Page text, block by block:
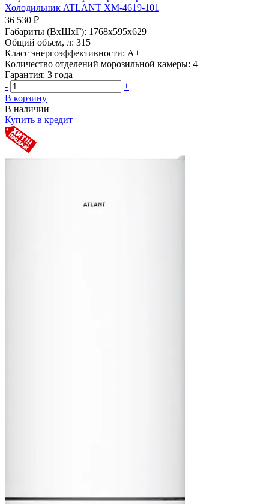
Холодильник ATLANT ХМ-4619-101
36 530 ₽
Габариты (ВхШхГ): 1768х595х629
Общий объем, л: 315
Класс энергоэффективности: A+
Количество отделений морозильной камеры: 4
Гарантия: 3 года
-
+
В корзину
В наличии
Купить в кредит